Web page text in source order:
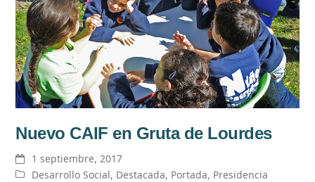
Nuevo CAIF en Gruta de Lourdes
1 septiembre, 2017
Desarrollo Social, Destacada, Portada, Presidencia